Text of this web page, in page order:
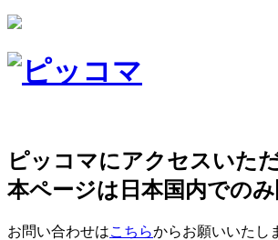
ピッコマにアクセスいた
本ページは日本国内での
お問い合わせはこちらからお願いいたし